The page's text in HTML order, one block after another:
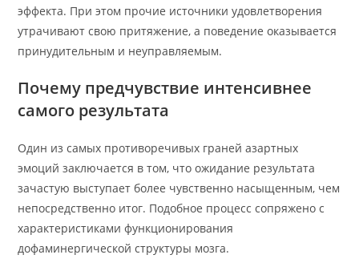
эффекта. При этом прочие источники удовлетворения
утрачивают свою притяжение, а поведение оказывается
принудительным и неуправляемым.
Почему предчувствие интенсивнее
самого результата
Один из самых противоречивых граней азартных
эмоций заключается в том, что ожидание результата
зачастую выступает более чувственно насыщенным, чем
непосредственно итог. Подобное процесс сопряжено с
характеристиками функционирования
дофаминергической структуры мозга.